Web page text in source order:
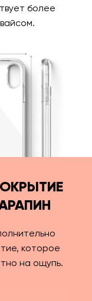
более
которое
на ощупь.